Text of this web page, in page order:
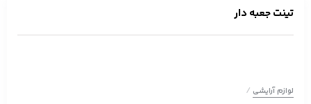
تینت جعبه دار
لوازم آرایشی /